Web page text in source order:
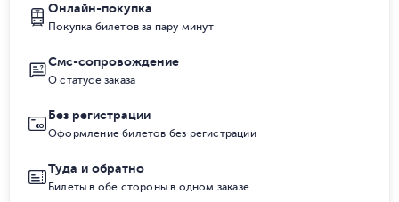
Онлайн-покупка
Покупка билетов за пару минут
Смс-сопровождение
О статусе заказа
Без регистрации
Оформление билетов без регистрации
Туда и обратно
Билеты в обе стороны в одном заказе